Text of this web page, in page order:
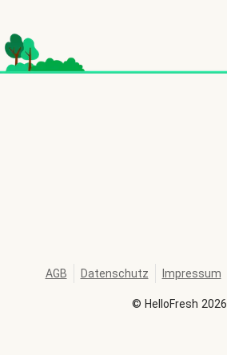
© HelloFresh 2026
AGB Datenschutz Impressum